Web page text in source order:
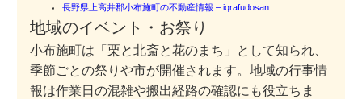
長野県上高井郡小布施町の不動産情報 – iqrafudosan
地域のイベント・お祭り
小布施町は「栗と北斎と花のまち」として知られ、
季節ごとの祭りや市が開催されます。地域の行事情
報は作業日の混雑や搬出経路の確認にも役立ちま